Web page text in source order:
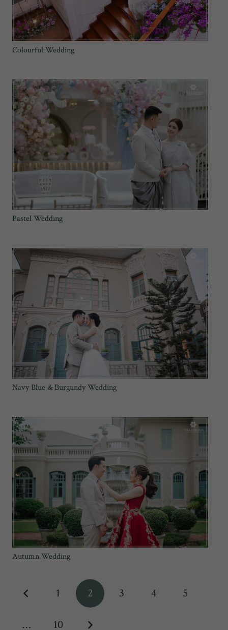
Colourful Wedding
Pastel Wedding
Navy Blue & Burgundy Wedding
Autumn Wedding
1 2 3 4 5
… 10